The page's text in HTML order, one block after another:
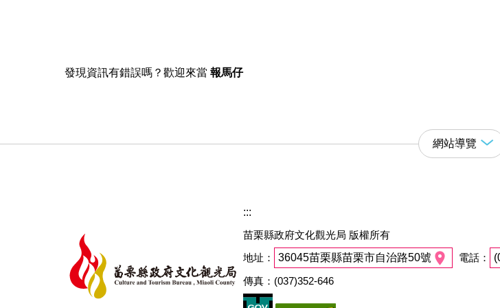
發現資訊有錯誤嗎？歡迎來當報馬仔
網站導覽
:::
苗栗縣政府文化觀光局 版權所有
地址：
36045苗栗縣苗栗市自治路50號 電話：
傳真：(037)352-646